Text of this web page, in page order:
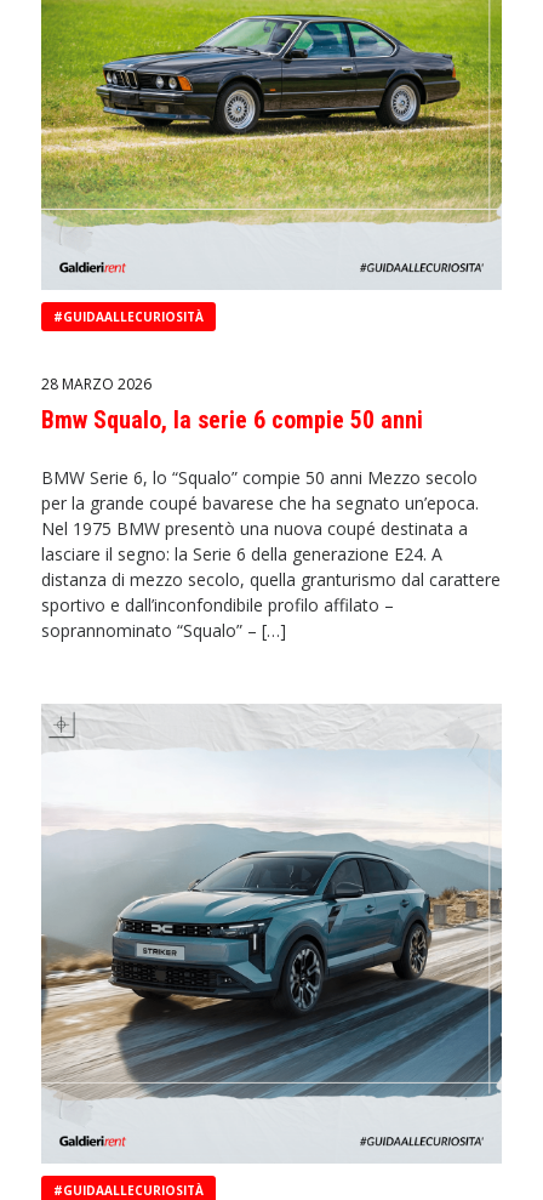
#GUIDAALLECURIOSITÀ
28 MARZO 2026
Bmw Squalo, la serie 6 compie 50 anni
BMW Serie 6, lo “Squalo” compie 50 anni Mezzo secolo
per la grande coupé bavarese che ha segnato un’epoca.
Nel 1975 BMW presentò una nuova coupé destinata a
lasciare il segno: la Serie 6 della generazione E24. A
distanza di mezzo secolo, quella granturismo dal carattere
sportivo e dall’inconfondibile profilo affilato –
soprannominato “Squalo” – […]
#GUIDAALLECURIOSITÀ